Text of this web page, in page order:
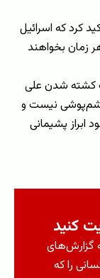
کرد که اسرائیل
زمان بخواهند
کشته شدن علی
چشم‌پوشی نیست و
ابراز پشیمانی
کنید
گزارش‌های
را که